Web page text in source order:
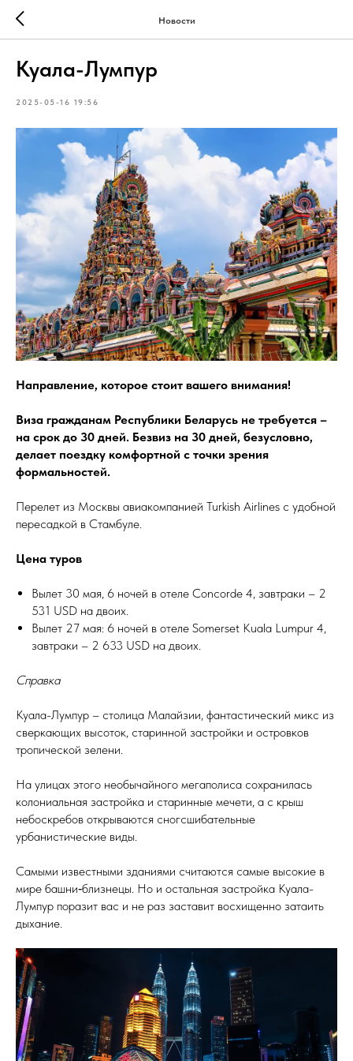
Новости
Куала-Лумпур
2025-05-16 19:56
Направление, которое стоит вашего внимания!
Виза гражданам Республики Беларусь не требуется –
на срок до 30 дней. Безвиз на 30 дней, безусловно,
делает поездку комфортной с точки зрения
формальностей.
Перелет из Москвы авиакомпанией Turkish Airlines с удобной
пересадкой в Стамбуле.
Цена туров
Вылет 30 мая, 6 ночей в отеле Concorde 4, завтраки – 2
531 USD на двоих.
Вылет 27 мая: 6 ночей в отеле Somerset Kuala Lumpur 4,
завтраки – 2 633 USD на двоих.
Справка
Куала-Лумпур – столица Малайзии, фантастический микс из
сверкающих высоток, старинной застройки и островков
тропической зелени.
На улицах этого необычайного мегаполиса сохранилась
колониальная застройка и старинные мечети, а с крыш
небоскребов открываются сногсшибательные
урбанистические виды.
Самыми известными зданиями считаются самые высокие в
мире башни‑близнецы. Но и остальная застройка Куала-
Лумпур поразит вас и не раз заставит восхищенно затаить
дыхание.